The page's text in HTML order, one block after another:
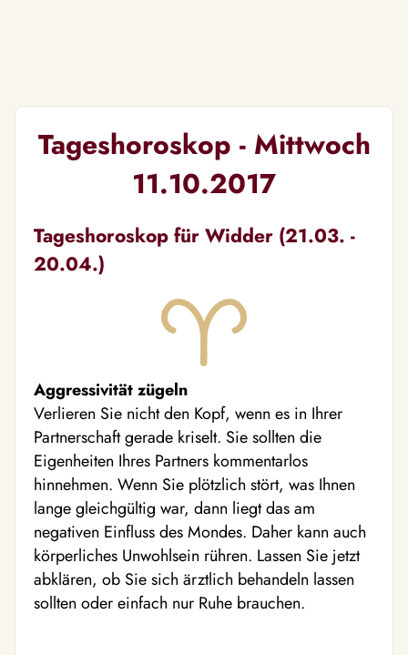
Tageshoroskop - Mittwoch
11.10.2017
Tageshoroskop für Widder (21.03. -
20.04.)
Aggressivität zügeln
Verlieren Sie nicht den Kopf, wenn es in Ihrer
Partnerschaft gerade kriselt. Sie sollten die
Eigenheiten Ihres Partners kommentarlos
hinnehmen. Wenn Sie plötzlich stört, was Ihnen
lange gleichgültig war, dann liegt das am
negativen Einfluss des Mondes. Daher kann auch
körperliches Unwohlsein rühren. Lassen Sie jetzt
abklären, ob Sie sich ärztlich behandeln lassen
sollten oder einfach nur Ruhe brauchen.